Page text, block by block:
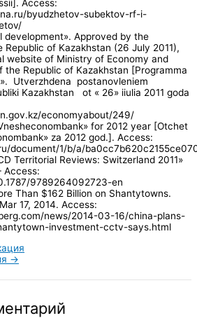
Access:
byudzhetov-subektov-rf-i-
development». Approved by the
Republic of Kazakhstan (26 July 2011),
website of Ministry of Economy and
the Republic of Kazakhstan [Programma
Utverzhdena postanovleniem
Kazakhstan ot « 26» iiulia 2011 goda
economyabout/249/
for 2012 year [Otchet
za 2012 god.]. Access:
document/1/b/a/
Territorial Reviews: Switzerland 2011»
Access:
9789264092723-en
Than $162 Billion on Shantytowns.
17, 2014. Access:
news/2014-03-16/china-plans-
investment-cctv-says.html
→